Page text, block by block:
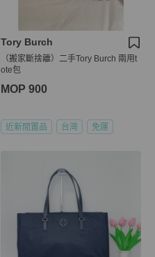
Tory Burch
（搬家斷捨離）二手Tory Burch 兩用t
ote包
MOP 900
近新閒置品 台灣 免運